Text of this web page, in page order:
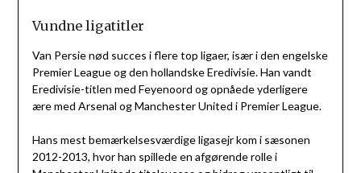
Vundne ligatitler
Van Persie nød succes i flere top ligaer, især i den engelske
Premier League og den hollandske Eredivisie. Han vandt
Eredivisie-titlen med Feyenoord og opnåede yderligere
ære med Arsenal og Manchester United i Premier League.
Hans mest bemærkelsesværdige ligasejr kom i sæsonen
2012-2013, hvor han spillede en afgørende rolle i